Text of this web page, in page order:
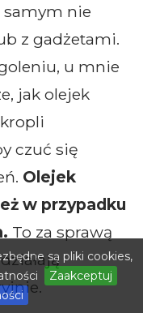
są pliki cookies,
Zaakceptuj
samym nie
z gadżetami.
u mnie
jak olejek
czuć się
Olejek
w przypadku
To za sprawą